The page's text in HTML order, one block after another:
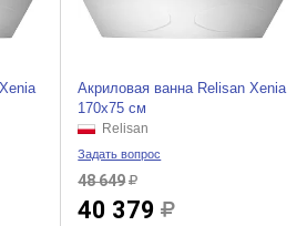
Акриловая ванна Relisan Xenia
170x75 см
Relisan
Задать вопрос
48 649
40 379